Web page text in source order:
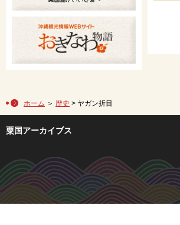
ホーム ＞ 歴史 > ヤガン折目
粟国アーカイブス